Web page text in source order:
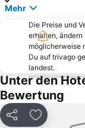
Kastellaun
Meerfelder Maar
Kloster Maria
Bad Neuenahr
Weinfest
Maare-Mosel-
Cond
Mehr
Die Preise und
erhalten, ändern
möglicherweise
Du auf trivago
landest.
Unter den
Bewertung
Teilen Zu